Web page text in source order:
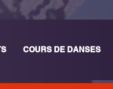
COURS DE DANSES